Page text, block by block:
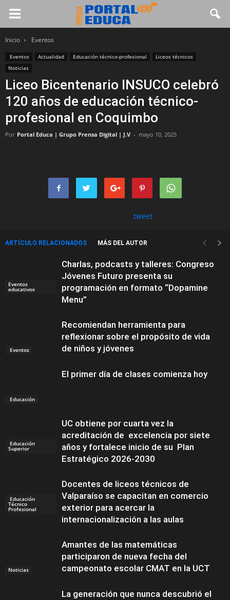
Inicio Eventos
Eventos Actualidad Educación técnico-profesional
Liceos técnicos
Noticias
Liceo Bicentenario INSUCO celebró
120 años de educación técnico-
profesional en Coquimbo
Por Portal Educa | Grupo Prensa Digital | J.V - mayo 10, 2025
tweet
ARTÍCULO RELACIONADOS MÁS DEL AUTOR
Eventos
educativos
Charlas, podcasts y talleres: Congreso
Jóvenes Futuro presenta su
programación en formato “Dopamine
Menu”
Eventos
Recomiendan herramienta para
reflexionar sobre el propósito de vida
de niños y jóvenes
Educación
El primer día de clases comienza hoy
Educación
Superior
UC obtiene por cuarta vez la
acreditación de excelencia por siete
años y fortalece inicio de su Plan
Estratégico 2026-2030
Educación
Técnico
Profesional
Docentes de liceos técnicos de
Valparaíso se capacitan en comercio
exterior para acercar la
internacionalización a las aulas
Noticias
Amantes de las matemáticas
participaron de nueva fecha del
campeonato escolar CMAT en la UCT
La generación que nunca descubrió el